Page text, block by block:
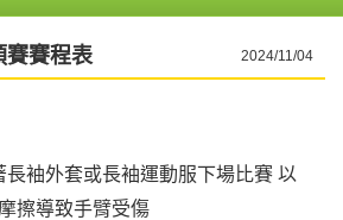
賽賽程表 2024/11/04
長袖外套或長袖運動服下場比賽 以
摩擦導致手臂受傷